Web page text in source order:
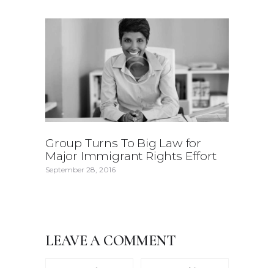
Group Turns To Big Law for
Major Immigrant Rights Effort
September 28, 2016
LEAVE A COMMENT